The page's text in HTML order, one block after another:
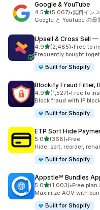
Google & YouTube
4.55つ星中
(5,067)
合計レビュー数：5067件
•無料イン
Google と YouTube の最
Upsell & Cross Sell —
4.95つ星中
(2,485)
合計レビュー数：2485件
•Free to
Frequently bought
Built for Shopify
Blockify Fraud Filter,
4.95つ星中
(1,527)
合計レビュー数：1527件
•Free to
Block fraud with IP
Built for Shopify
ETP Sort Hide
5.05つ星中
(368)
合計レビュー数：368件
•Free
Hide, sort, reorder,
Built for Shopify
Appstle℠ Bundles
5.05つ星中
(1,003)
合計レビュー数：1003件
•Free plan
Maximize AOV with
Built for Shopify